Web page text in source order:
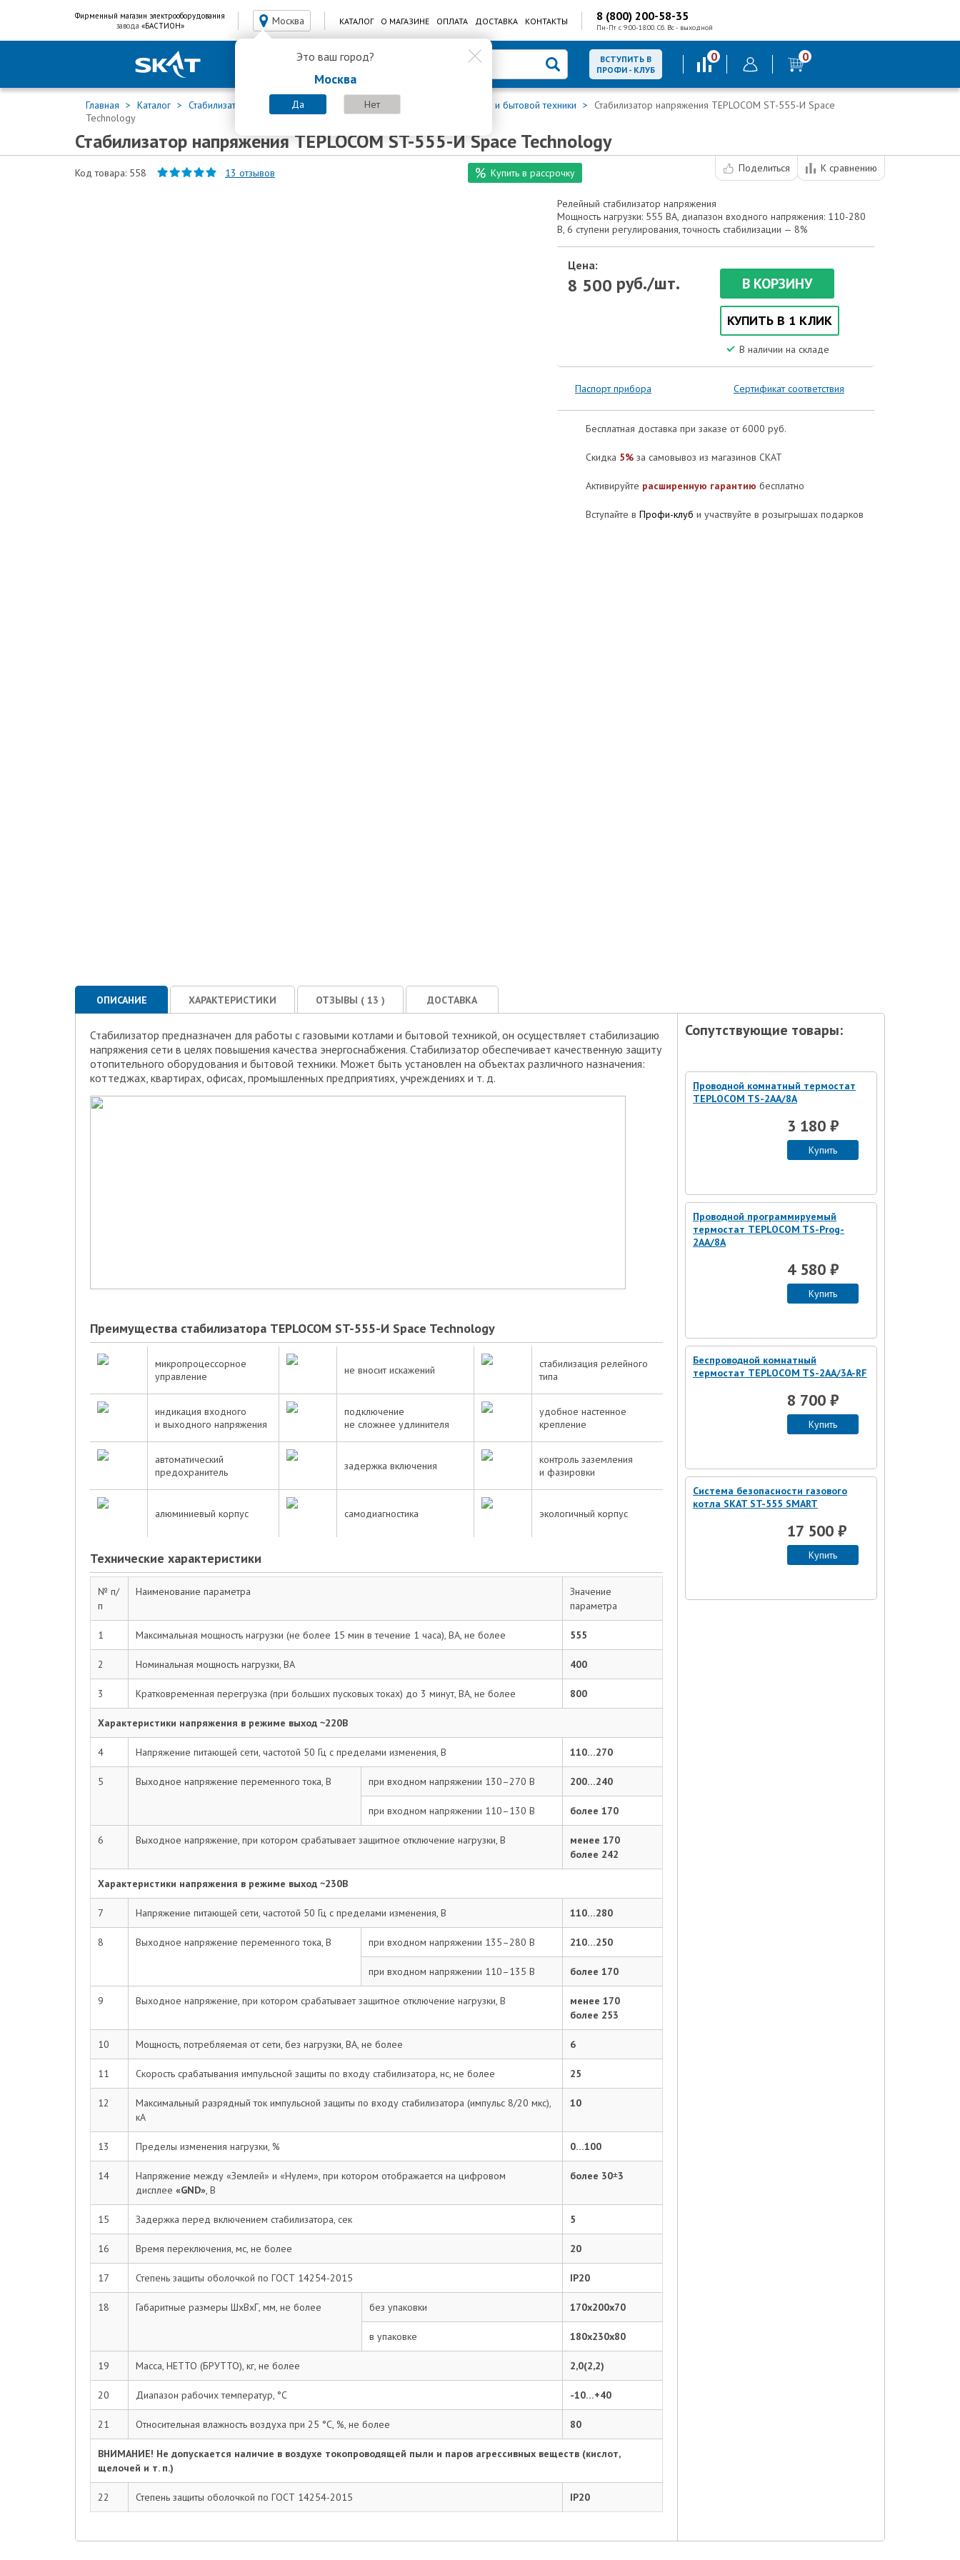
Фирменный магазин электрооборудования
завода «БАСТИОН» Москва
Это ваш город?
Москва
Да Нет
КАТАЛОГ О МАГАЗИНЕ ОПЛАТА ДОСТАВКА КОНТАКТЫ 8 (800) 200-58-35
Пн-Пт с 9:00-18:00. Сб. Вс - выходной
ВСТУПИТЬ В
ПРОФИ - КЛУБ
0 0
Главная Каталог Стабилизаторы напряжения Стабилизаторы для котлов отопления и бытовой техники
Стабилизатор напряжения TEPLOCOM ST-555-И Space
Technology
Стабилизатор напряжения TEPLOCOM ST-555-И Space Technology
Код товара: 558 13 отзывов Купить в рассрочку Поделиться К сравнению
Релейный стабилизатор напряжения
Мощность нагрузки: 555 ВА, диапазон входного напряжения: 110-280
В, 6 ступени регулирования, точность стабилизации — 8%
Цена:
8 500 руб./шт. В КОРЗИНУ
КУПИТЬ В 1 КЛИК
В наличии на складе
Паспорт прибора Сертификат соответствия
Бесплатная доставка при заказе от 6000 руб.
Скидка 5% за самовывоз из магазинов СКАТ
Активируйте расширенную гарантию бесплатно
Вступайте в Профи-клуб и участвуйте в розыгрышах подарков
ОПИСАНИЕ ХАРАКТЕРИСТИКИ ОТЗЫВЫ ( 13 ) ДОСТАВКА
Сопутствующие товары:
Проводной комнатный термостат
TEPLOCOM TS-2AA/8A
3 180 ₽
Купить
Проводной программируемый
термостат TEPLOCOM TS-Prog-
2AA/8A
4 580 ₽
Купить
Беспроводной комнатный
термостат TEPLOCOM TS-2AA/3A-RF
8 700 ₽
Купить
Система безопасности газового
котла SKAT ST-555 SMART
17 500 ₽
Купить
Стабилизатор предназначен для работы с газовыми котлами и бытовой техникой, он осуществляет стабилизацию
напряжения сети в целях повышения качества энергоснабжения. Стабилизатор обеспечивает качественную защиту
отопительного оборудования и бытовой техники. Может быть установлен на объектах различного назначения:
коттеджах, квартирах, офисах, промышленных предприятиях, учреждениях и т. д.
Преимущества стабилизатора TEPLOCOM ST-555-И Space Technology
микропроцессорное
управление
не вносит искажений
стабилизация релейного
типа
индикация входного
и выходного напряжения
подключение
не сложнее удлинителя
удобное настенное
крепление
автоматический
предохранитель
задержка включения
контроль заземления
и фазировки
алюминиевый корпус самодиагностика экологичный корпус
Технические характеристики
№ п/
п
Наименование параметра
Значение
параметра
1 Максимальная мощность нагрузки (не более 15 мин в течение 1 часа), ВА, не более 555
2 Номинальная мощность нагрузки, ВА 400
3 Кратковременная перегрузка (при больших пусковых токах) до 3 минут, ВА, не более 800
Характеристики напряжения в режиме выход ~220В
4 Напряжение питающей сети, частотой 50 Гц с пределами изменения, В 110…270
5 Выходное напряжение переменного тока, В при входном напряжении 130–270 В 200…240
при входном напряжении 110–130 В более 170
6 Выходное напряжение, при котором срабатывает защитное отключение нагрузки, В
менее 170
более 242
Характеристики напряжения в режиме выход ~230В
7 Напряжение питающей сети, частотой 50 Гц с пределами изменения, В 110…280
8 Выходное напряжение переменного тока, В при входном напряжении 135–280 В 210…250
при входном напряжении 110–135 В более 170
9 Выходное напряжение, при котором срабатывает защитное отключение нагрузки, В
менее 170
более 253
10 Мощность, потребляемая от сети, без нагрузки, ВА, не более 6
11 Скорость срабатывания импульсной защиты по входу стабилизатора, нс, не более 25
12
Максимальный разрядный ток импульсной защиты по входу стабилизатора (импульс 8/20 мкс),
кА
10
13 Пределы изменения нагрузки, % 0…100
14
Напряжение между «Землей» и «Нулем», при котором отображается на цифровом
дисплее «GND», В
более 30±3
15 Задержка перед включением стабилизатора, сек 5
16 Время переключения, мс, не более 20
17 Степень защиты оболочкой по ГОСТ 14254-2015 IP20
18 Габаритные размеры ШхВхГ, мм, не более без упаковки 170х200х70
в упаковке 180х230х80
19 Масса, НЕТТО (БРУТТО), кг, не более 2,0(2,2)
20 Диапазон рабочих температур, °С -10…+40
21 Относительная влажность воздуха при 25 °С, %, не более 80
ВНИМАНИЕ! Не допускается наличие в воздухе токопроводящей пыли и паров агрессивных веществ (кислот,
щелочей и т. п.)
22 Степень защиты оболочкой по ГОСТ 14254-2015 IP20
Оценка товара:
Достоинства:
Недостатки:
Email:*
Введите текст с картинки:
пользователям. На вашу электронную почту будут приходить
ответы. Перед публикацией все сообщения проходят модерацию.
Согласен на обработку персональных
данных согласно ФЗ-152
Отправить отзыв